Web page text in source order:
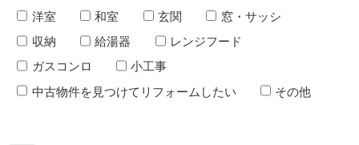
洋室
和室 玄関
窓・サッシ
収納
給湯器
レンジフード
ガスコンロ
小工事
中古物件を見つけてリフォームしたい
その他